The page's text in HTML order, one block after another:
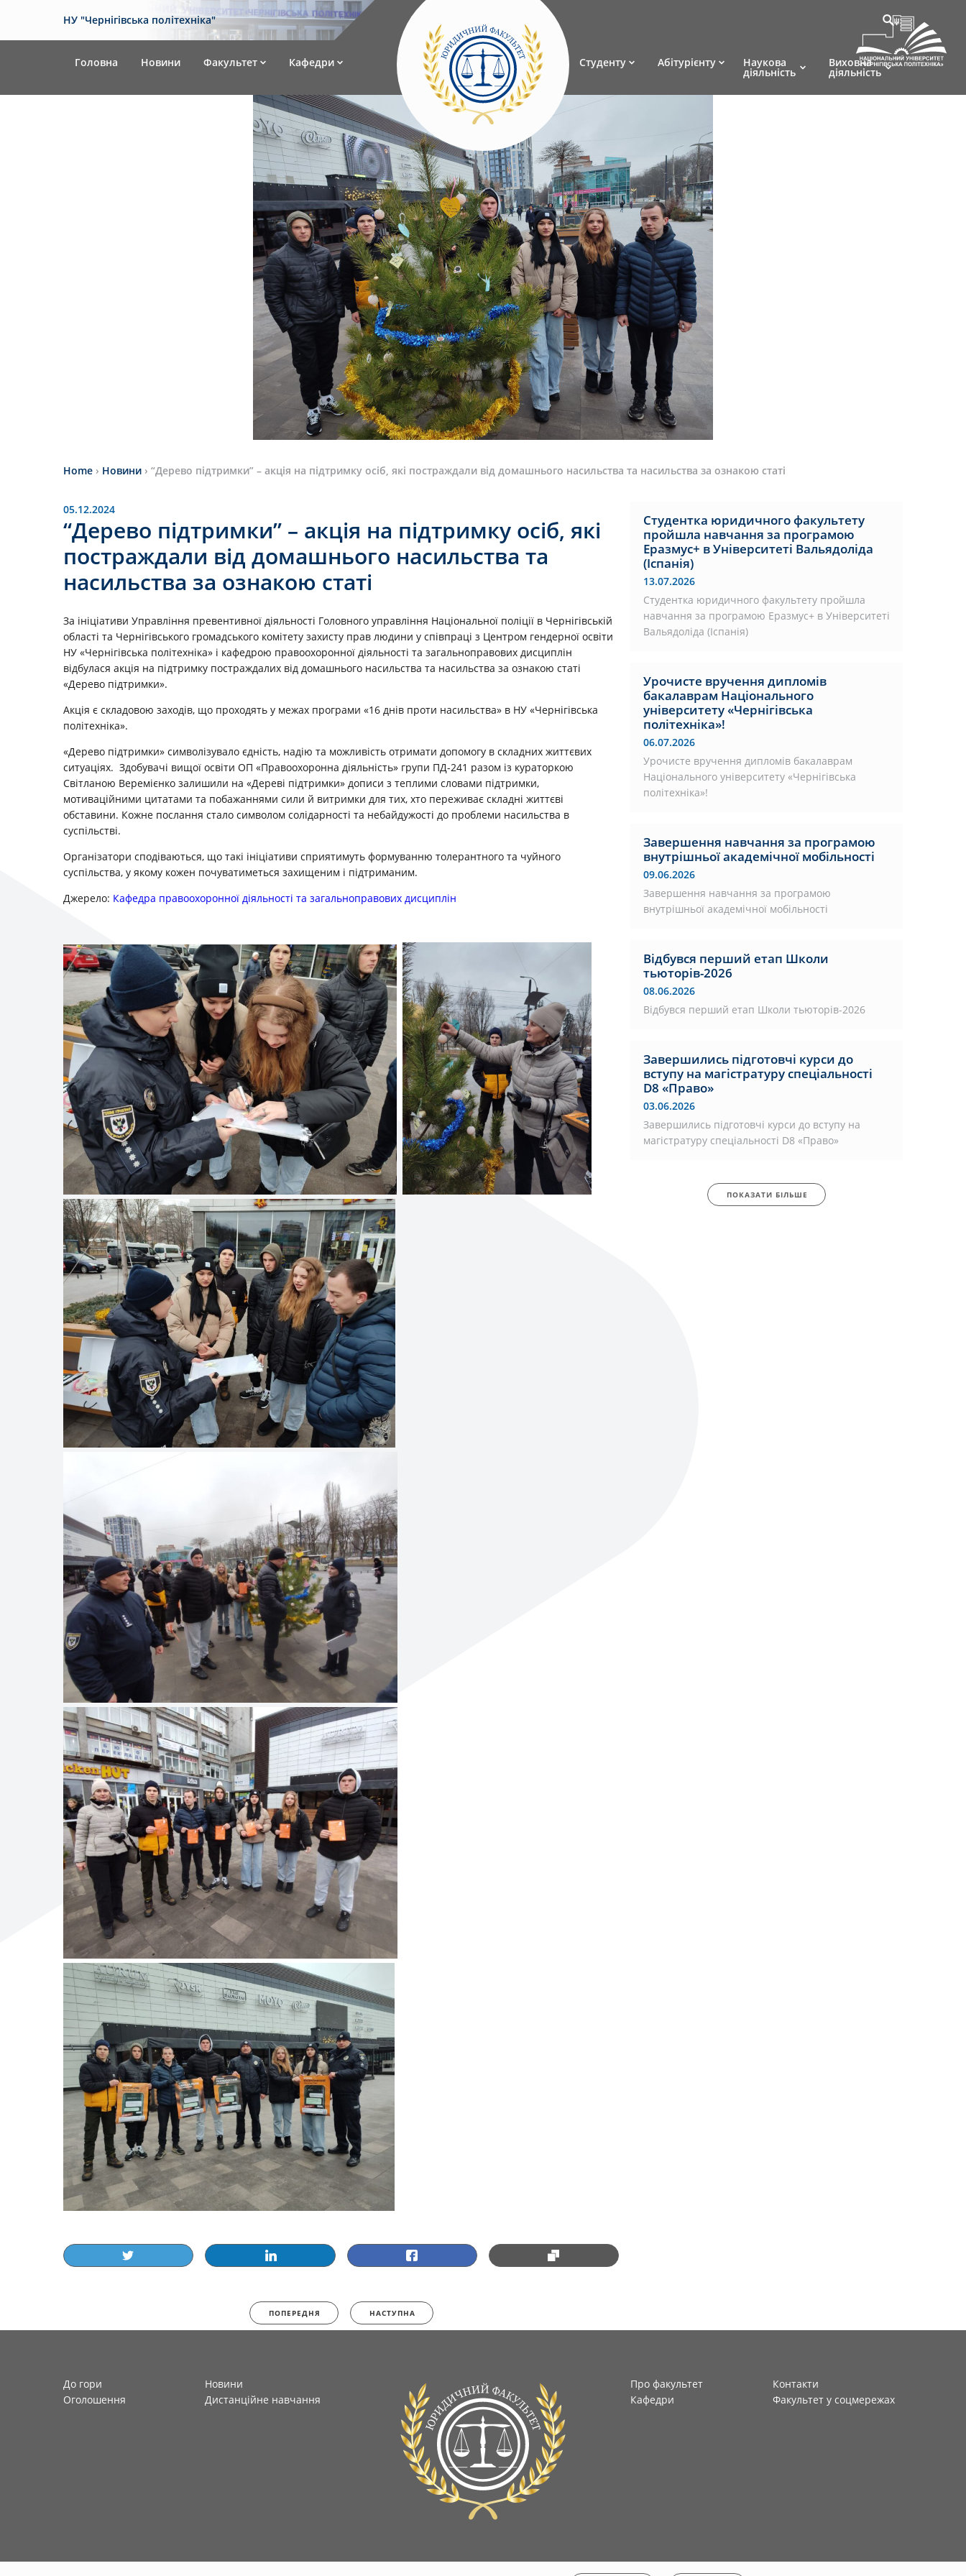
НУ "Чернігівська політехніка"
Головна Новини Факультет Кафедри Студенту Абітурієнту Наукова
діяльність
Виховна
діяльність
Home › Новини › “Дерево підтримки” – акція на підтримку осіб, які постраждали від домашнього насильства та насильства за ознакою статі
05.12.2024
“Дерево підтримки” – акція на підтримку осіб, які
постраждали від домашнього насильства та
насильства за ознакою статі
За ініціативи Управління превентивної діяльності Головного управління Національної поліції в Чернігівській
області та Чернігівського громадського комітету захисту прав людини у співпраці з Центром гендерної освіти
НУ «Чернігівська політехніка» і кафедрою правоохоронної діяльності та загальноправових дисциплін
відбулася акція на підтримку постраждалих від домашнього насильства та насильства за ознакою статі
«Дерево підтримки».
Акція є складовою заходів, що проходять у межах програми «16 днів проти насильства» в НУ «Чернігівська
політехніка».
«Дерево підтримки» символізувало єдність, надію та можливість отримати допомогу в складних життєвих
ситуаціях. Здобувачі вищої освіти ОП «Правоохоронна діяльність» групи ПД-241 разом із кураторкою
Світланою Веремієнко залишили на «Дереві підтримки» дописи з теплими словами підтримки,
мотиваційними цитатами та побажаннями сили й витримки для тих, хто переживає складні життєві
обставини. Кожне послання стало символом солідарності та небайдужості до проблеми насильства в
суспільстві.
Організатори сподіваються, що такі ініціативи сприятимуть формуванню толерантного та чуйного
суспільства, у якому кожен почуватиметься захищеним і підтриманим.
Джерело: Кафедра правоохоронної діяльності та загальноправових дисциплін
ПОПЕРЕДНЯ НАСТУПНА
Студентка юридичного факультету
пройшла навчання за програмою
Еразмус+ в Університеті Вальядоліда
(Іспанія)
13.07.2026
Студентка юридичного факультету пройшла
навчання за програмою Еразмус+ в Університеті
Вальядоліда (Іспанія)
Урочисте вручення дипломів
бакалаврам Національного
університету «Чернігівська
політехніка»!
06.07.2026
Урочисте вручення дипломів бакалаврам
Національного університету «Чернігівська
політехніка»!
Завершення навчання за програмою
внутрішньої академічної мобільності
09.06.2026
Завершення навчання за програмою
внутрішньої академічної мобільності
Відбувся перший етап Школи
тьюторів-2026
08.06.2026
Відбувся перший етап Школи тьюторів-2026
Завершились підготовчі курси до
вступу на магістратуру спеціальності
D8 «Право»
03.06.2026
Завершились підготовчі курси до вступу на
магістратуру спеціальності D8 «Право»
ПОКАЗАТИ БІЛЬШЕ
До гори
Новини
Оголошення
Дистанційне навчання
Про факультет
Контакти
Кафедри
Факультет у соцмережах